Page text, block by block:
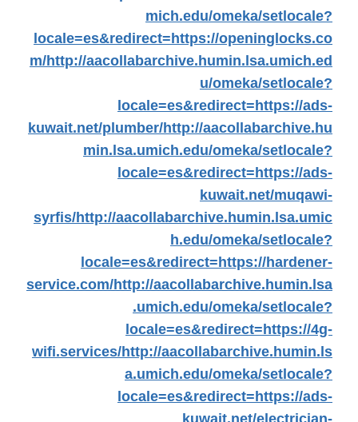
mich.edu/omeka/setlocale?
locale=es&redirect=https://openinglocks.co
m/http://aacollabarchive.humin.lsa.umich.ed
u/omeka/setlocale?
locale=es&redirect=https://ads-
kuwait.net/plumber/http://aacollabarchive.hu
min.lsa.umich.edu/omeka/setlocale?
locale=es&redirect=https://ads-
kuwait.net/muqawi-
syrfis/http://aacollabarchive.humin.lsa.umic
h.edu/omeka/setlocale?
locale=es&redirect=https://hardener-
service.com/http://aacollabarchive.humin.lsa
.umich.edu/omeka/setlocale?
locale=es&redirect=https://4g-
wifi.services/http://aacollabarchive.humin.ls
a.umich.edu/omeka/setlocale?
locale=es&redirect=https://ads-